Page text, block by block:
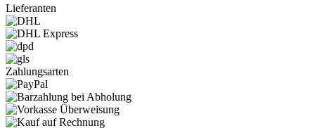
Lieferanten
Zahlungsarten